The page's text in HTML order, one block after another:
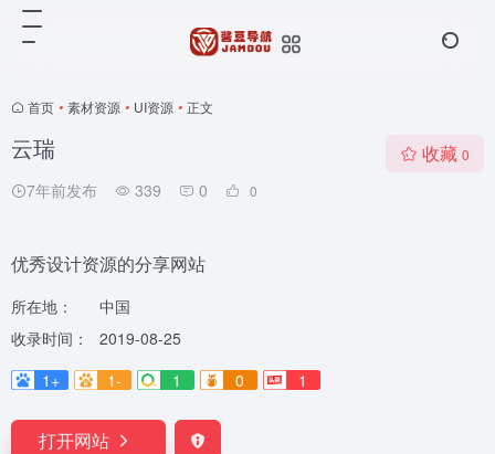
首页 • 素材资源 • UI资源 • 正文
云瑞
7年前发布 339 0 0
收藏 0
优秀设计资源的分享网站
所在地：
中国
收录时间：
2019-08-25
1+
1- 1 0 1
打开网站